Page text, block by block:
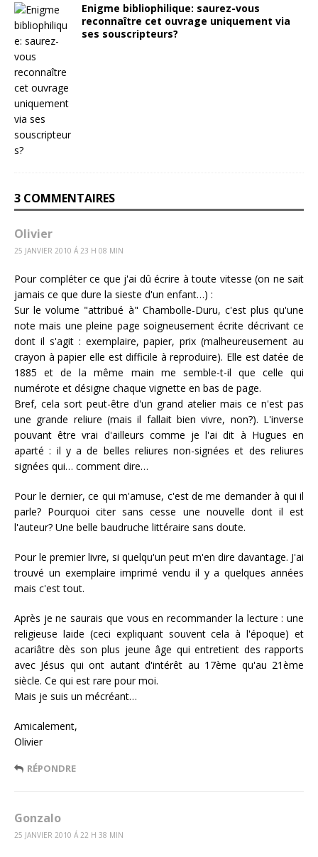
Enigme bibliophilique: saurez-vous
reconnaître cet ouvrage uniquement via
ses souscripteurs?
3 COMMENTAIRES
Olivier
25 JANVIER 2010 Á 23 H 08 MIN
Pour compléter ce que j'ai dû écrire à toute vitesse (on ne sait
jamais ce que dure la sieste d'un enfant…) :
Sur le volume "attribué à" Chambolle-Duru, c'est plus qu'une
note mais une pleine page soigneusement écrite décrivant ce
dont il s'agit : exemplaire, papier, prix (malheureusement au
crayon à papier elle est difficile à reproduire). Elle est datée de
1885 et de la même main me semble-t-il que celle qui
numérote et désigne chaque vignette en bas de page.
Bref, cela sort peut-être d'un grand atelier mais ce n'est pas
une grande reliure (mais il fallait bien vivre, non?). L'inverse
pouvant être vrai d'ailleurs comme je l'ai dit à Hugues en
aparté : il y a de belles reliures non-signées et des reliures
signées qui… comment dire…
Pour le dernier, ce qui m'amuse, c'est de me demander à qui il
parle? Pourquoi citer sans cesse une nouvelle dont il est
l'auteur? Une belle baudruche littéraire sans doute.
Pour le premier livre, si quelqu'un peut m'en dire davantage. J'ai
trouvé un exemplaire imprimé vendu il y a quelques années
mais c'est tout.
Après je ne saurais que vous en recommander la lecture : une
religieuse laide (ceci expliquant souvent cela à l'époque) et
acariâtre dès son plus jeune âge qui entretient des rapports
avec Jésus qui ont autant d'intérêt au 17ème qu'au 21ème
siècle. Ce qui est rare pour moi.
Mais je suis un mécréant…
Amicalement,
Olivier
RÉPONDRE
Gonzalo
25 JANVIER 2010 Á 22 H 38 MIN